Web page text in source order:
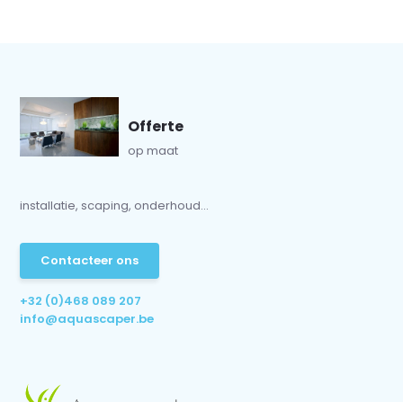
Offerte
op maat
installatie, scaping, onderhoud...
Contacteer ons
+32 (0)468 089 207
info@aquascaper.be